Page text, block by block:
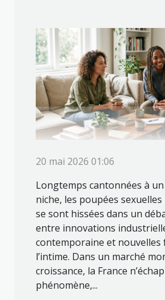
20 mai 2026 01:06
Longtemps cantonnées à
niche, les poupées
se sont hissées dans un
entre innovations
contemporaine et nouvelles
l’intime. Dans un marché
croissance, la France
phénomène,...